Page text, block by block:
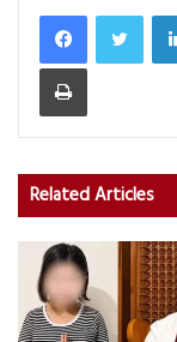
Print
Related Articles